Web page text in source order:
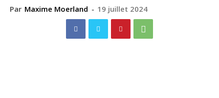
Par Maxime Moerland - 19 juillet 2024